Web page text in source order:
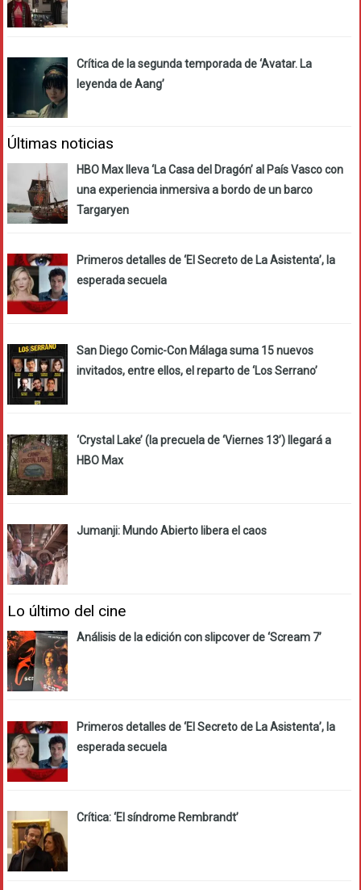
Crítica de la segunda temporada de ‘Avatar. La
leyenda de Aang’
Últimas noticias
HBO Max lleva ‘La Casa del Dragón’ al País Vasco con
una experiencia inmersiva a bordo de un barco
Targaryen
Primeros detalles de ‘El Secreto de La Asistenta’, la
esperada secuela
San Diego Comic-Con Málaga suma 15 nuevos
invitados, entre ellos, el reparto de ‘Los Serrano’
‘Crystal Lake’ (la precuela de ‘Viernes 13’) llegará a
HBO Max
Jumanji: Mundo Abierto libera el caos
Lo último del cine
Análisis de la edición con slipcover de ‘Scream 7’
Primeros detalles de ‘El Secreto de La Asistenta’, la
esperada secuela
Crítica: ‘El síndrome Rembrandt’